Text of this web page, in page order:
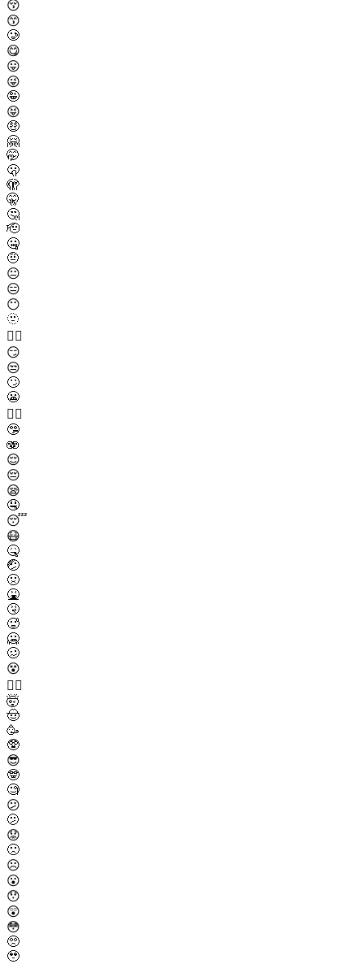
😚
😙
🥲
😋
😛
😜
🤪
😝
🤑
🤗
🤭
🫢
🫣
🤫
🤔
🫡
🤐
🤨
😐
😑
😶
🫥
😶‍🌫️
😏
😒
🙄
😬
😮‍💨
🤥
🫨
😌
😔
😪
🤤
😴
😷
🤒
🤕
🤢
🤮
🤧
🥵
🥶
🥴
😵
😵‍💫
🤯
🤠
🥳
🥸
😎
🤓
🧐
😕
🫤
😟
🙁
☹️
😮
😯
😲
😳
🥺
🥹